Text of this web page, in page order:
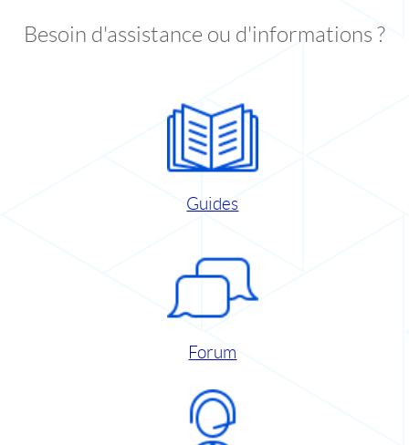
Besoin d'assistance ou d'informations ?
Guides
Forum